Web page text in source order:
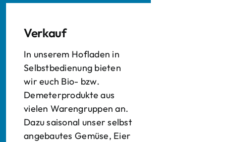
Verkauf
In unserem Hofladen in
Selbstbedienung bieten
wir euch Bio- bzw.
Demeterprodukte aus
vielen Warengruppen an.
Dazu saisonal unser selbst
angebautes Gemüse, Eier